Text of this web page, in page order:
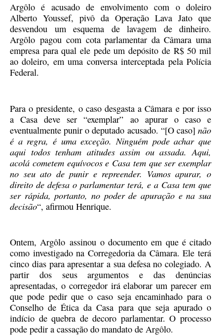
Argôlo é acusado de envolvimento com o doleiro
Alberto Youssef, pivô da Operação Lava Jato que
desvendou um esquema de lavagem de dinheiro.
Argôlo pagou com cota parlamentar da Câmara uma
empresa para qual ele pede um depósito de R$ 50 mil
ao doleiro, em uma conversa interceptada pela Polícia
Federal.
Para o presidente, o caso desgasta a Câmara e por isso
a Casa deve ser “exemplar” ao apurar o caso e
eventualmente punir o deputado acusado. “[O caso] não
é a regra, é uma exceção. Ninguém pode achar que
aqui todos tenham atitudes assim ou assada. Aqui,
acolá cometem equívocos e Casa tem que ser exemplar
no seu ato de punir e repreender. Vamos apurar, o
direito de defesa o parlamentar terá, e a Casa tem que
ser rápida, portanto, no poder de apuração e na sua
decisão“, afirmou Henrique.
Ontem, Argôlo assinou o documento em que é citado
como investigado na Corregedoria da Câmara. Ele terá
cinco dias para apresentar a sua defesa no colegiado. A
partir dos seus argumentos e das denúncias
apresentadas, o corregedor irá elaborar um parecer em
que pode pedir que o caso seja encaminhado para o
Conselho de Ética da Casa para que seja apurado o
indício de quebra de decoro parlamentar. O processo
pode pedir a cassação do mandato de Argôlo.